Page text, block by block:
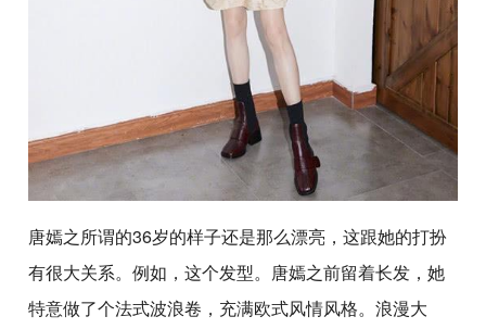
唐嫣之所谓的36岁的样子还是那么漂亮，这跟她的打扮
有很大关系。例如，这个发型。唐嫣之前留着长发，她
特意做了个法式波浪卷，充满欧式风情风格。浪漫大